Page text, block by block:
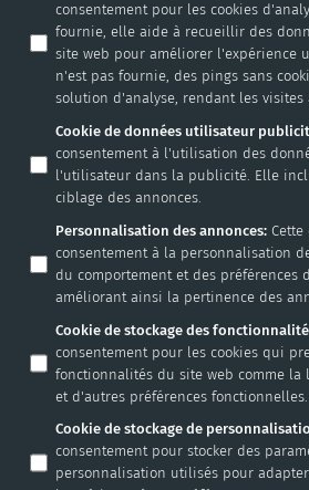
consentement pour les cookies
fournie, elle aide à recueillir des
site web pour améliorer l'expérience
n'est pas fournie, des pings sans
solution d'analyse, rendant les visites
Cookie de données utilisateur
consentement à l'utilisation des
l'utilisateur dans la publicité. Elle
ciblage des annonces.
Personnalisation des annonces:
consentement à la personnalisation
du comportement et des préférences
améliorant ainsi la pertinence des
Cookie de stockage des
consentement pour les cookies qui
fonctionnalités du site web comme la
et d'autres préférences fonctionnelles.
Cookie de stockage de
consentement pour stocker des
personnalisation utilisés pour